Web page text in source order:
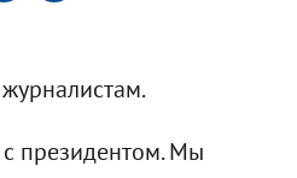
президентом. Мы